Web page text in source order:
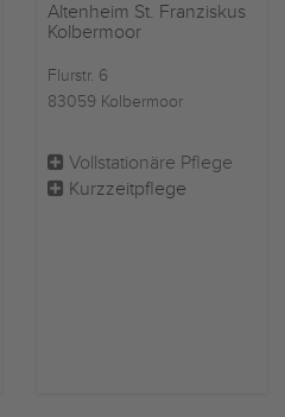
Altenheim St. Franziskus
Kolbermoor
Flurstr. 6
83059 Kolbermoor
Vollstationäre Pflege
Kurzzeitpflege